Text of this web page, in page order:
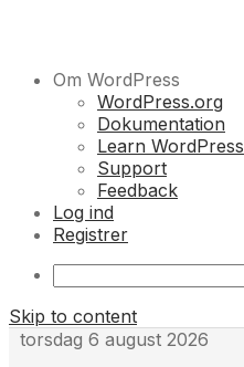
Om WordPress
WordPress.org
Dokumentation
Learn WordPress
Support
Feedback
Log ind
Registrer
Skip to content
torsdag 6 august 2026